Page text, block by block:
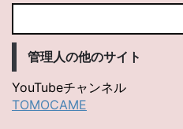
管理人の他のサイト
YouTubeチャンネル
TOMOCAME